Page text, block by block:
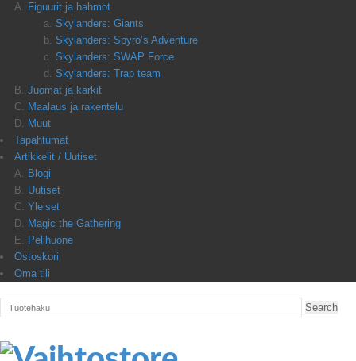
Figuurit ja hahmot
Skylanders: Giants
Skylanders: Spyro’s Adventure
Skylanders: SWAP Force
Skylanders: Trap team
Juomat ja karkit
Maalaus ja rakentelu
Muut
Tapahtumat
Artikkelit / Uutiset
Blogi
Uutiset
Yleiset
Magic the Gathering
Pelihuone
Ostoskori
Oma tili